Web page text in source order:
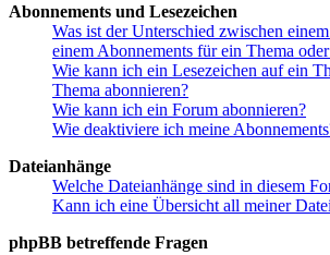
Abonnements und Lesezeichen
Was ist der Unterschied zwischen
einem Abonnements für ein Thema
Wie kann ich ein Lesezeichen auf ein
Thema abonnieren?
Wie kann ich ein Forum abonnieren?
Wie deaktiviere ich meine
Dateianhänge
Welche Dateianhänge sind in diesem
Kann ich eine Übersicht all meiner
phpBB betreffende Fragen